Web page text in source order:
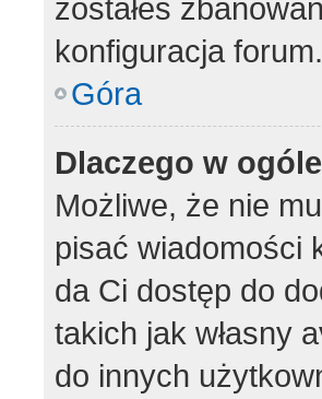
zostałeś
konfiguracja forum.
Góra
Dlaczego w
Możliwe, że nie
pisać wiadomości
da Ci dostęp do
takich jak własny
do innych